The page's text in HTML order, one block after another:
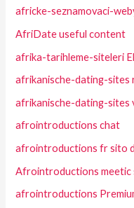
africke-seznamovaci-
AfriDate useful content
afrika-tarihleme-siteleri
afrikanische-dating-sites
afrikanische-dating-sites
afrointroductions chat
afrointroductions fr sito
Afrointroductions meetic
afrointroductions